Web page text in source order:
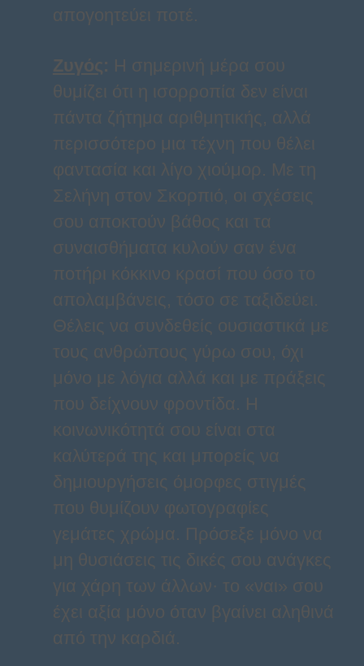
απογοητεύει ποτέ.
Ζυγός: Η σημερινή μέρα σου
θυμίζει ότι η ισορροπία δεν είναι
πάντα ζήτημα αριθμητικής, αλλά
περισσότερο μια τέχνη που θέλει
φαντασία και λίγο χιούμορ. Με τη
Σελήνη στον Σκορπιό, οι σχέσεις
σου αποκτούν βάθος και τα
συναισθήματα κυλούν σαν ένα
ποτήρι κόκκινο κρασί που όσο το
απολαμβάνεις, τόσο σε ταξιδεύει.
Θέλεις να συνδεθείς ουσιαστικά με
τους ανθρώπους γύρω σου, όχι
μόνο με λόγια αλλά και με πράξεις
που δείχνουν φροντίδα. Η
κοινωνικότητά σου είναι στα
καλύτερά της και μπορείς να
δημιουργήσεις όμορφες στιγμές
που θυμίζουν φωτογραφίες
γεμάτες χρώμα. Πρόσεξε μόνο να
μη θυσιάσεις τις δικές σου ανάγκες
για χάρη των άλλων· το «ναι» σου
έχει αξία μόνο όταν βγαίνει αληθινά
από την καρδιά.